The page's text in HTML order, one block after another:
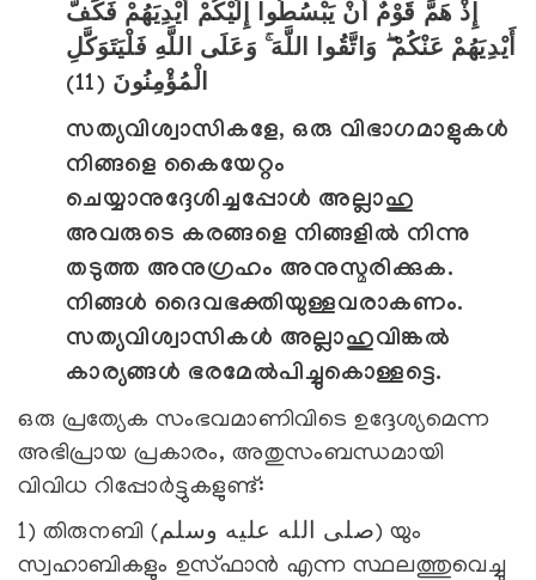
إِذْ هَمَّ قَوْمٌ أَنْ يَبْسُطُوا إِلَيْكُمْ أَيْدِيَهُمْ فَكَفَّ
أَيْدِيَهُمْ عَنْكُمْ ۖ وَاتَّقُوا اللَّهَ ۚ وَعَلَى اللَّهِ فَلْيَتَوَكَّلِ
الْمُؤْمِنُونَ (11)
സത്യവിശ്വാസികളേ, ഒരു വിഭാഗമാളുകള്‍
നിങ്ങളെ കൈയേറ്റം
ചെയ്യാനുദ്ദേശിച്ചപ്പോള്‍ അല്ലാഹു
അവരുടെ കരങ്ങളെ നിങ്ങളില്‍ നിന്നു
തടുത്ത അനുഗ്രഹം അനുസ്മരിക്കുക.
നിങ്ങള്‍ ദൈവഭക്തിയുള്ളവരാകണം.
സത്യവിശ്വാസികള്‍ അല്ലാഹുവിങ്കല്‍
കാര്യങ്ങള്‍ ഭരമേല്‍പിച്ചുകൊള്ളട്ടെ.
ഒരു പ്രത്യേക സംഭവമാണിവിടെ ഉദ്ദേശ്യമെന്ന
അഭിപ്രായ പ്രകാരം, അതുസംബന്ധമായി
വിവിധ റിപ്പോര്‍ട്ടുകളുണ്ട്:
1) തിരുനബി (صلى الله عليه وسلم) യും
സ്വഹാബികളും ഉസ്‌ഫാന്‍ എന്ന സ്ഥലത്തുവെച്ചു